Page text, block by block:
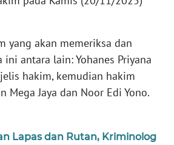
yang akan memeriksa dan
antara lain: Yohanes Priyana
hakim, kemudian hakim
Mega Jaya dan Noor Edi Yono.
Lapas dan Rutan, Kriminolog